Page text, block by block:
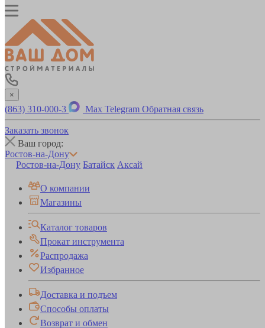
×
(863) 310-000-3 Max Telegram Обратная связь
Заказать звонок
Ваш город:
Ростов-на-Дону
Ростов-на-Дону Батайск Аксай
О компании
Магазины
Каталог товаров
Прокат инструмента
Распродажа
Избранное
Доставка и подъем
Способы оплаты
Возврат и обмен